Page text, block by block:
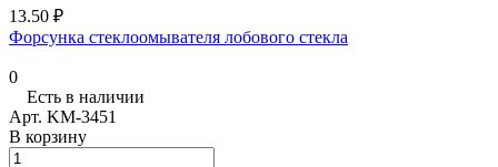
13.50 ₽
Форсунка стеклоомывателя лобового стекла
0
Есть в наличии
Арт. KM-3451
В корзину